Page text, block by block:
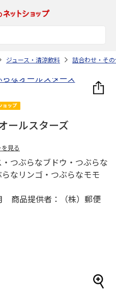
ジュース・清涼飲料 詰合わせ・そ
ールスターズ
見る
つぶらなブドウ・つぶらな
なリンゴ・つぶらなモモ
商品提供者：（株）郵便